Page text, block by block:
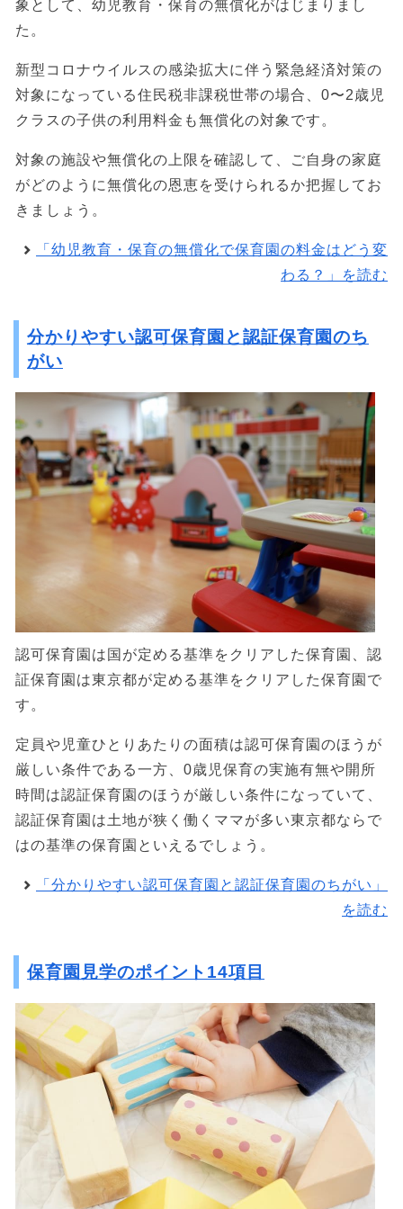
象として、幼児教育・保育の無償化がはじまりまし
た。
新型コロナウイルスの感染拡大に伴う緊急経済対策の
対象になっている住民税非課税世帯の場合、0〜2歳児
クラスの子供の利用料金も無償化の対象です。
対象の施設や無償化の上限を確認して、ご自身の家庭
がどのように無償化の恩恵を受けられるか把握してお
きましょう。
「幼児教育・保育の無償化で保育園の料金はどう変
わる？」を読む
分かりやすい認可保育園と認証保育園のち
がい
認可保育園は国が定める基準をクリアした保育園、認
証保育園は東京都が定める基準をクリアした保育園で
す。
定員や児童ひとりあたりの面積は認可保育園のほうが
厳しい条件である一方、0歳児保育の実施有無や開所
時間は認証保育園のほうが厳しい条件になっていて、
認証保育園は土地が狭く働くママが多い東京都ならで
はの基準の保育園といえるでしょう。
「分かりやすい認可保育園と認証保育園のちがい」
を読む
保育園見学のポイント14項目